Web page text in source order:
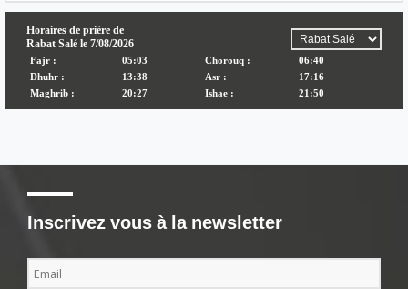
Inscrivez vous à la newsletter